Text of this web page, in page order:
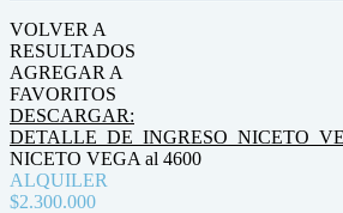
VOLVER A
RESULTADOS
AGREGAR A
FAVORITOS
DESCARGAR:
NICETO VEGA al 4600
ALQUILER
$2.300.000